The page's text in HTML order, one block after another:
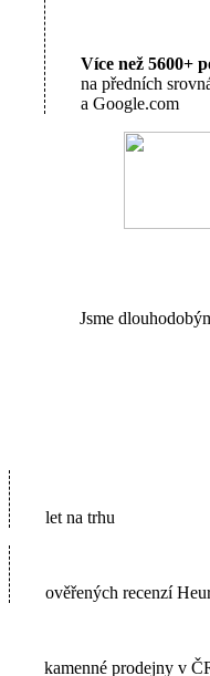
Více než 5600+
na předních
a Google.com
Jsme
let na trhu
ověřených recenzí
kamenné prodejny v